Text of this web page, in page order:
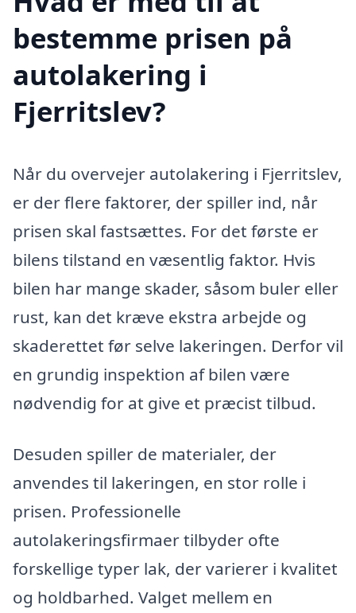
bestemme prisen på
autolakering i
Fjerritslev?
Når du overvejer autolakering i Fjerritslev,
er der flere faktorer, der spiller ind, når
prisen skal fastsættes. For det første er
bilens tilstand en væsentlig faktor. Hvis
bilen har mange skader, såsom buler eller
rust, kan det kræve ekstra arbejde og
skaderettet før selve lakeringen. Derfor vil
en grundig inspektion af bilen være
nødvendig for at give et præcist tilbud.
Desuden spiller de materialer, der
anvendes til lakeringen, en stor rolle i
prisen. Professionelle
autolakeringsfirmaer tilbyder ofte
forskellige typer lak, der varierer i kvalitet
og holdbarhed. Valget mellem en